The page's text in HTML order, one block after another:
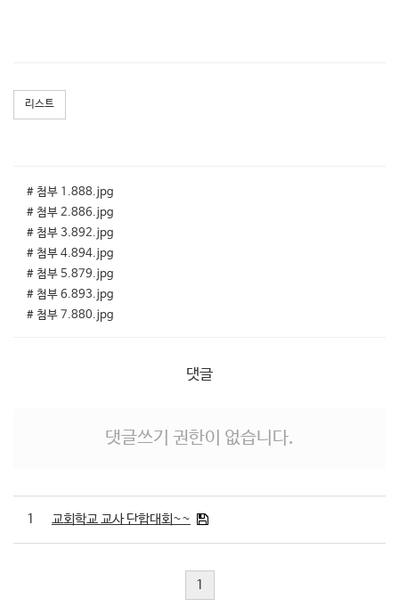
리스트
# 첨부 1.888.jpg
# 첨부 2.886.jpg
# 첨부 3.892.jpg
# 첨부 4.894.jpg
# 첨부 5.879.jpg
# 첨부 6.893.jpg
# 첨부 7.880.jpg
댓글
댓글쓰기 권한이 없습니다.
1 교회학교 교사 단합대회~~
1